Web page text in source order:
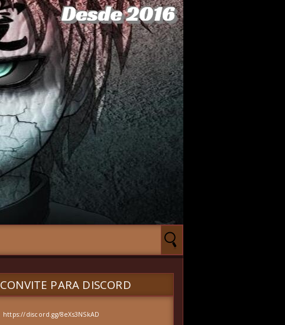
CONVITE PARA DISCORD
https://discord.gg/8eXs3NSkAD